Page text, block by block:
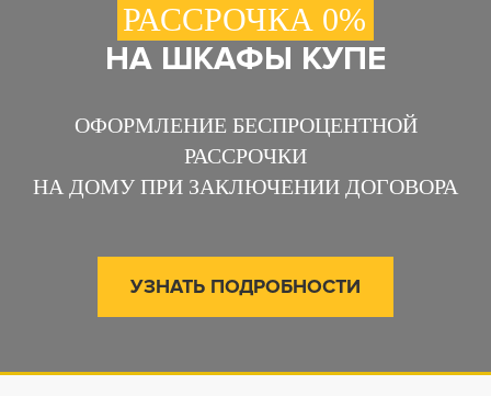
РАССРОЧКА 0%
НА ШКАФЫ КУПЕ
ОФОРМЛЕНИЕ БЕСПРОЦЕНТНОЙ
РАССРОЧКИ
НА ДОМУ ПРИ ЗАКЛЮЧЕНИИ ДОГОВОРА
УЗНАТЬ ПОДРОБНОСТИ